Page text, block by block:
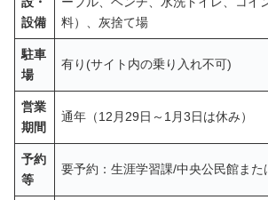
設備
料）、灰捨て場
駐車
場
有り(サイト内の乗り入れ不可)
営業
期間
通年（12月29日～1月3日は休み）
予約
等
要予約：生涯学習課/中央公民館また